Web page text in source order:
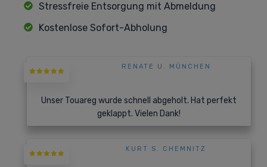
Stressfreie Entsorgung mit Abmeldung
Kostenlose Sofort-Abholung
RENATE U. MÜNCHEN
Unser Touareg wurde schnell abgeholt. Hat perfekt
geklappt. Vielen Dank!
KURT S. CHEMNITZ